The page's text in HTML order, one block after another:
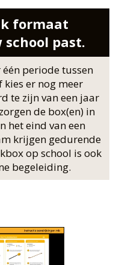
formaat
past.
periode tussen
kies er nog meer
te zijn van een jaar
de box(en) in
het eind van een
krijgen gedurende
op school is ook
begeleiding.